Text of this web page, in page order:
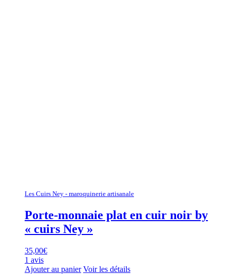
Les Cuirs Ney - maroquinerie artisanale
Porte-monnaie plat en cuir noir by
« cuirs Ney »
35,00€
1 avis
Ajouter au panier Voir les détails